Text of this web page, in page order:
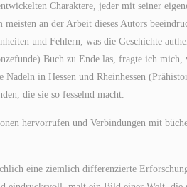
Charaktere, jeder mit seiner
an der Arbeit dieses Autors
und Fehlern, was die Geschichte
Buch zu Ende las, fragte ich mich,
in Hessen und Rheinhessen
die sie so fesselnd macht.
hervorrufen und Verbindungen mit
eine ziemlich differenzierte